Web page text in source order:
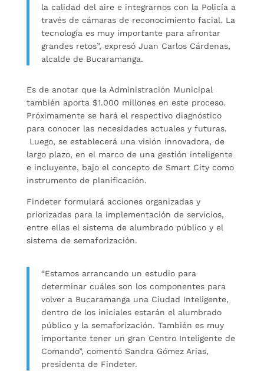
la calidad del aire e integrarnos con la Policía a
través de cámaras de reconocimiento facial. La
tecnología es muy importante para afrontar
grandes retos”, expresó Juan Carlos Cárdenas,
alcalde de Bucaramanga.
Es de anotar que la Administración Municipal
también aporta $1.000 millones en este proceso.
Próximamente se hará el respectivo diagnóstico
para conocer las necesidades actuales y futuras.
Luego, se establecerá una visión innovadora, de
largo plazo, en el marco de una gestión inteligente
e incluyente, bajo el concepto de Smart City como
instrumento de planificación.
Findeter formulará acciones organizadas y
priorizadas para la implementación de servicios,
entre ellas el sistema de alumbrado público y el
sistema de semaforización.
“Estamos arrancando un estudio para
determinar cuáles son los componentes para
volver a Bucaramanga una Ciudad Inteligente,
dentro de los iniciales estarán el alumbrado
público y la semaforización. También es muy
importante tener un gran Centro Inteligente de
Comando”, comentó Sandra Gómez Arias,
presidenta de Findeter.